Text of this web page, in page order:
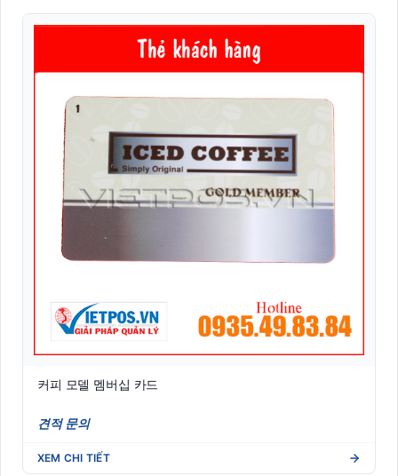
커피 모델 멤버십 카드
견적 문의
XEM CHI TIẾT